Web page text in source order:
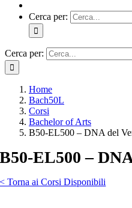
Cerca per:
Cerca per:
Home
Bach50L
Corsi
Bachelor of Arts
B50-EL500 – DNA del
B50-EL500 –
< Torna ai Corsi Disponibili